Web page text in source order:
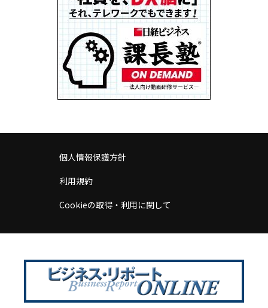
個人情報保護方針
利用規約
Cookieの取得・利用に関して